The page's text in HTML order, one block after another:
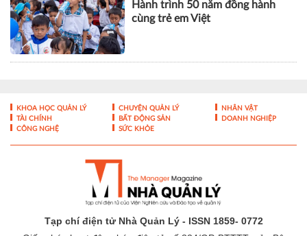
KHOA HỌC QUẢN LÝ CHUYỆN QUẢN LÝ
TÀI CHÍNH
BẤT ĐỘNG SẢN
CÔNG NGHỆ
SỨC KHỎE
Tạp chí điện tử Nhà Quản Lý - ISSN 1859- 0772
Giấy phép hoạt động báo điện tử số 324/GP-BTTTT của Bộ
Thông tin và Truyền thông cấp ngày 10/07/2017
Cơ quan chủ quản:
Viện Nghiên cứu và Đào tạo về quản lý -
Liên hiệp các Hội Khoa học và Kỹ thuật Việt Nam
Tổng biên tập: ThS Nguyễn Đăng Bình
Trụ sở tòa soạn:1506/12 Huỳnh Tấn Phát, Phường Tân Mỹ,